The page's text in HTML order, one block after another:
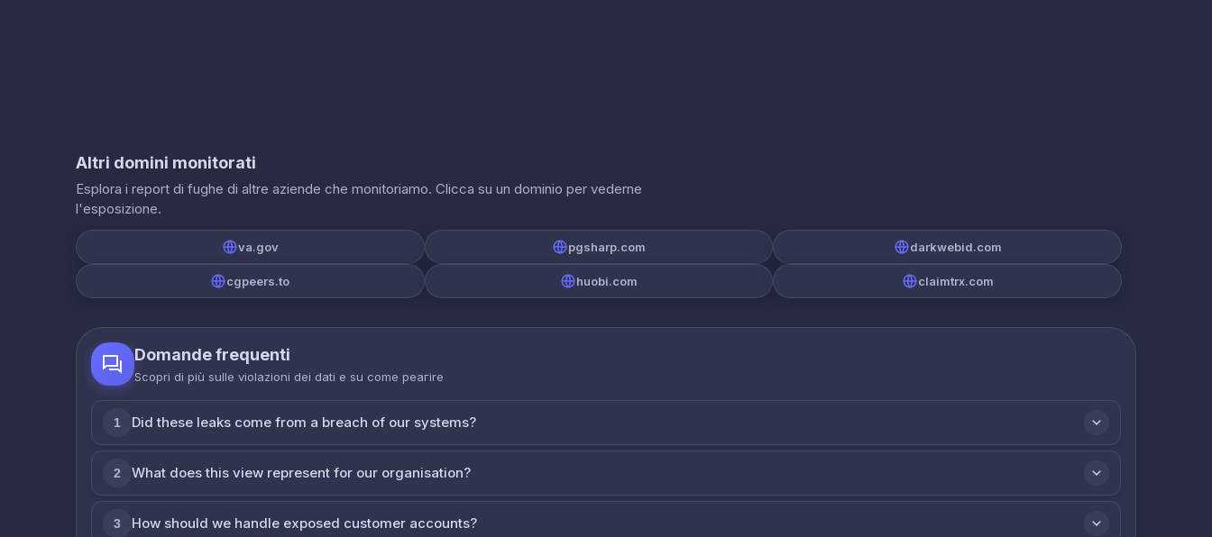
Altri domini monitorati
Esplora i report di fughe di altre aziende che monitoriamo. Clicca su un dominio per vederne
l'esposizione.
va.gov pgsharp.com darkwebid.com
cgpeers.to huobi.com claimtrx.com
Domande frequenti
Scopri di più sulle violazioni dei dati e su come реагire
1 Did these leaks come from a breach of our systems?
2 What does this view represent for our organisation?
3 How should we handle exposed customer accounts?